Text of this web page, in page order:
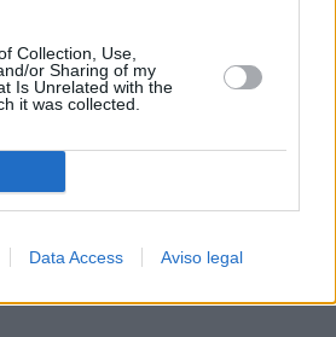
Collection, Use,
or Sharing of my
Is Unrelated with the
it was collected.
Data Access Aviso legal